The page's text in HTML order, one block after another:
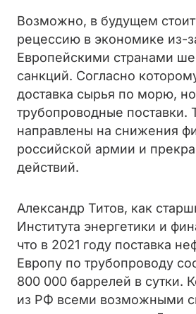
Возможно, в будущем
рецессию в экономике из-
Европейскими странами
санкций. Согласно
доставка сырья по морю,
трубопроводные поставки.
направлены на снижения
российской армии и
действий.
Александр Титов, как
Института энергетики и
что в 2021 году поставка
Европу по трубопроводу
800 000 баррелей в сутки.
из РФ всеми возможными